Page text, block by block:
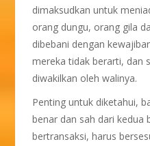
dimaksudkan untuk
orang dungu, orang gila
dibebani dengan
mereka tidak berarti, dan
diwakilkan oleh walinya.
Penting untuk diketahui,
benar dan sah dari kedua
bertransaksi, harus